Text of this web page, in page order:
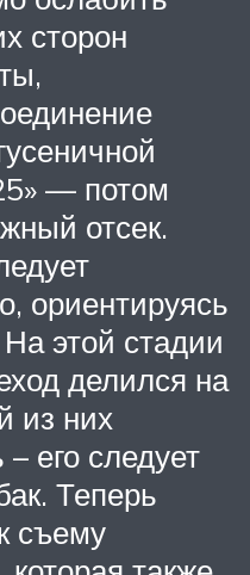
сторон
— потом
отсек.
ориентируясь
этой стадии
делился на
из них
его следует
Теперь
съему